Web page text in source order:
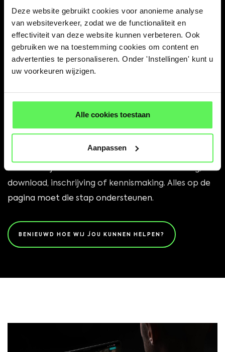
Deze website gebruikt cookies voor anonieme analyse
van websiteverkeer, zodat we de functionaliteit en
effectiviteit van deze website kunnen verbeteren. Ook
gebruiken we na toestemming cookies om content en
advertenties te personaliseren. Onder 'Instellingen' kunt u
uw voorkeuren wijzigen.
Alle cookies toestaan
Aanpassen
Eén pagina, één
doel
veel tegelijk willen. De bezoeker kan een afspraak
Een campagne landingspagina werkt het beste met
één duidelijk hoofddoel. Denk aan een aanvraag,
download, inschrijving of kennismaking. Alles op de
pagina moet die stap ondersteunen.
BENIEUWD HOE WIJ JOU KUNNEN HELPEN?